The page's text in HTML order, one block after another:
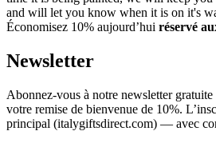
and will let you know when it is on it's
Économisez 10% aujourd’hui réservé
Newsletter
Abonnez-vous à notre newsletter
votre remise de bienvenue de 10%.
principal (italygiftsdirect.com) — avec